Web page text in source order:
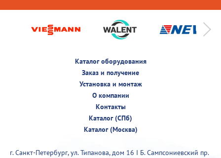
Каталог оборудования
Заказ и получение
Установка и монтаж
О компании
Контакты
Каталог (СПб)
Каталог (Москва)
г. Санкт-Петербург, ул. Типанова, дом 16 I Б. Сампсониевский пр.